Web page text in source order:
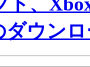
ダウン